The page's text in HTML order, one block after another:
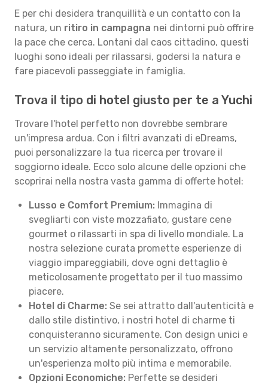
E per chi desidera tranquillità e un contatto con la
natura, un ritiro in campagna nei dintorni può offrire
la pace che cerca. Lontani dal caos cittadino, questi
luoghi sono ideali per rilassarsi, godersi la natura e
fare piacevoli passeggiate in famiglia.
Trova il tipo di hotel giusto per te a Yuchi
Trovare l'hotel perfetto non dovrebbe sembrare
un'impresa ardua. Con i filtri avanzati di eDreams,
puoi personalizzare la tua ricerca per trovare il
soggiorno ideale. Ecco solo alcune delle opzioni che
scoprirai nella nostra vasta gamma di offerte hotel:
Lusso e Comfort Premium: Immagina di
svegliarti con viste mozzafiato, gustare cene
gourmet o rilassarti in spa di livello mondiale. La
nostra selezione curata promette esperienze di
viaggio impareggiabili, dove ogni dettaglio è
meticolosamente progettato per il tuo massimo
piacere.
Hotel di Charme: Se sei attratto dall'autenticità e
dallo stile distintivo, i nostri hotel di charme ti
conquisteranno sicuramente. Con design unici e
un servizio altamente personalizzato, offrono
un'esperienza molto più intima e memorabile.
Opzioni Economiche: Perfette se desideri